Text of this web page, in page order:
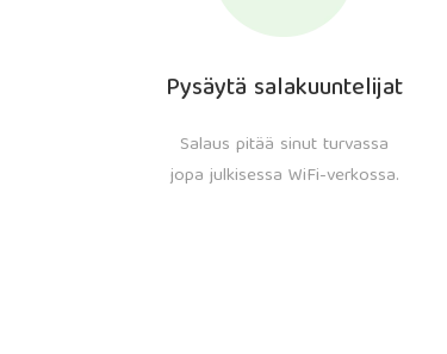
Pysäytä salakuuntelijat
Salaus pitää sinut turvassa
jopa julkisessa WiFi-verkossa.